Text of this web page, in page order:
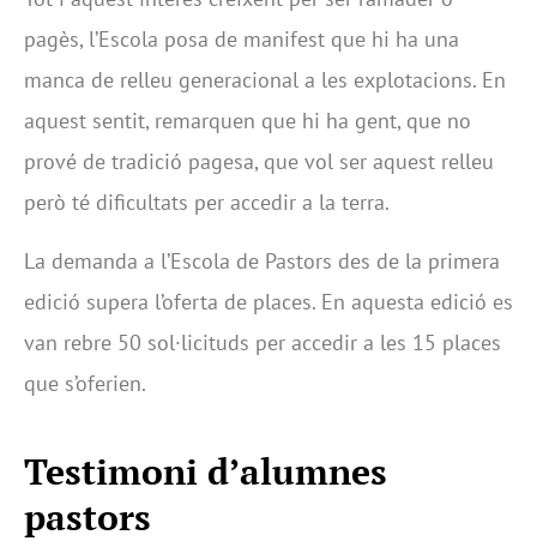
pagès, l’Escola posa de manifest que hi ha una
manca de relleu generacional a les explotacions. En
aquest sentit, remarquen que hi ha gent, que no
prové de tradició pagesa, que vol ser aquest relleu
però té dificultats per accedir a la terra.
La demanda a l’Escola de Pastors des de la primera
edició supera l’oferta de places. En aquesta edició es
van rebre 50 sol·licituds per accedir a les 15 places
que s’oferien.
Testimoni d’alumnes
pastors